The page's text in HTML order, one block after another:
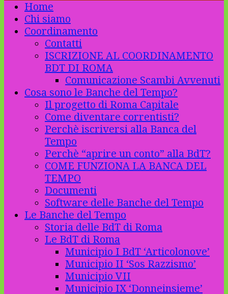
Home
Chi siamo
Coordinamento
Contatti
ISCRIZIONE AL COORDINAMENTO
BDT DI ROMA
Comunicazione Scambi Avvenuti
Cosa sono le Banche del Tempo?
Il progetto di Roma Capitale
Come diventare correntisti?
Perchè iscriversi alla Banca del
Tempo
Perchè “aprire un conto” alla BdT?
COME FUNZIONA LA BANCA DEL
TEMPO
Documenti
Software delle Banche del Tempo
Le Banche del Tempo
Storia delle BdT di Roma
Le BdT di Roma
Municipio I BdT ‘Articolonove’
Municipio II ‘Sos Razzismo’
Municipio VII
Municipio IX ‘Donneinsieme’